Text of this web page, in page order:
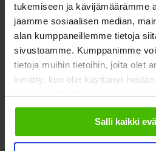
tukemiseen ja kävijämäärämme
jaamme sosiaalisen median,
alan kumppaneillemme tietoja
sivustoamme. Kumppanimme
tietoja muihin tietoihin, joita olet
kerätty, kun olet käyttänyt heidän
Valitsemalla "Yksityiskohdat"
evästeisiin.
Salli kaikki
Mitä siis
Jotta rekisterinpitäjä pystyy